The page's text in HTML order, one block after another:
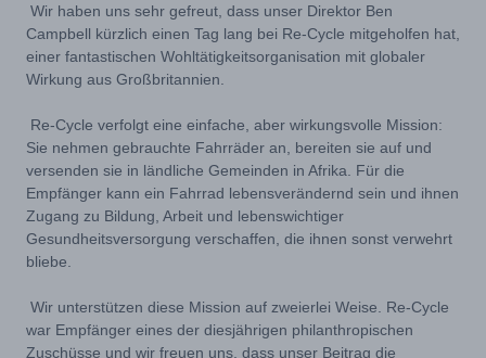
Wir haben uns sehr gefreut, dass unser Direktor Ben
Campbell kürzlich einen Tag lang bei Re-Cycle mitgeholfen hat,
einer fantastischen Wohltätigkeitsorganisation mit globaler
Wirkung aus Großbritannien.
Re-Cycle verfolgt eine einfache, aber wirkungsvolle Mission:
Sie nehmen gebrauchte Fahrräder an, bereiten sie auf und
versenden sie in ländliche Gemeinden in Afrika. Für die
Empfänger kann ein Fahrrad lebensverändernd sein und ihnen
Zugang zu Bildung, Arbeit und lebenswichtiger
Gesundheitsversorgung verschaffen, die ihnen sonst verwehrt
bliebe.
Wir unterstützen diese Mission auf zweierlei Weise. Re-Cycle
war Empfänger eines der diesjährigen philanthropischen
Zuschüsse und wir freuen uns, dass unser Beitrag die